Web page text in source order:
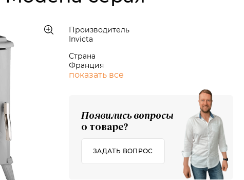
Производитель
Invicta
Страна
Франция
показать все
Появились вопросы
о товаре?
ЗАДАТЬ ВОПРОС